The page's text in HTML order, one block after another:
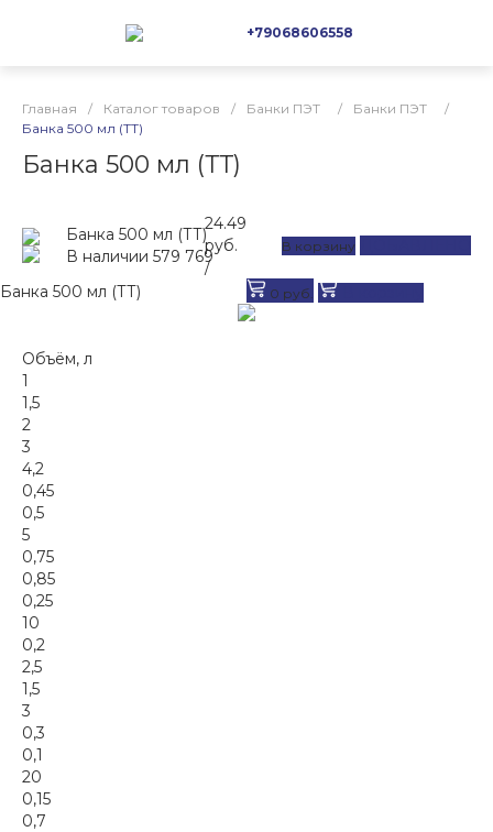
+79068606558
Главная / Каталог товаров / Банки ПЭТ / Банки ПЭТ
/
Банка 500 мл (ТТ)
Банка 500 мл (ТТ)
Банка 500 мл (ТТ)
В наличии 579 769
24.49
руб.
/
В корзину
Банка 500 мл (ТТ) 0 руб.
Объём, л
1
1,5
2
3
4,2
0,45
0,5
5
0,75
0,85
0,25
10
0,2
2,5
1,5
3
0,3
0,1
20
0,15
0,7